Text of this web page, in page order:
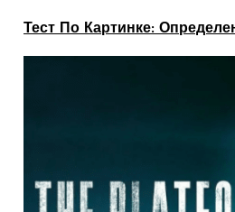
Тест По Картинке: